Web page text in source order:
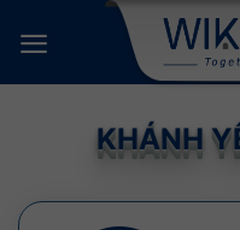
qua
nội
KHÁNH